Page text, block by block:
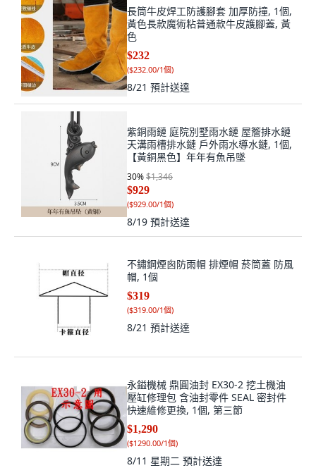
長筒牛皮焊工防護腳套 加厚防撞, 1個,
黃色長款魔術粘普通款牛皮護腳蓋, 黃
色
$232
($232.00/1個)
8/21 預計送達
紫銅雨鏈 庭院別墅雨水鏈 屋簷排水鏈
天溝雨槽排水鏈 戶外雨水導水鏈, 1個,
【黃銅黑色】年年有魚吊墜
30%$1,346
$929
($929.00/1個)
8/19 預計送達
不鏽鋼煙囪防雨帽 排煙帽 菸筒蓋 防風
帽, 1個
$319
($319.00/1個)
8/21 預計送達
永鎰機械 鼎圓油封 EX30-2 挖土機油
壓缸修理包 含油封零件 SEAL 密封件
快速維修更換, 1個, 第三節
$1,290
($1290.00/1個)
8/11 星期二 預計送達